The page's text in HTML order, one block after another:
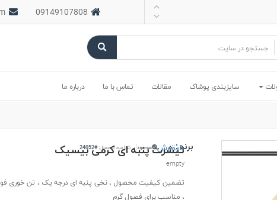
09149107808
سایزبندی پوشاک مقالات تماس با ما درباره ما
تیشرت پنبه ای کرمی بیسیک
empty
برند :بایقوش موجود شناسه محصول:#24052
تضمین کیفیت محصول ، نخی پنبه ای درجه یک ، تن خوری فوق
، مناسب برای فصول گرم